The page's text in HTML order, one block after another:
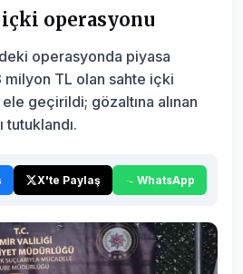
operasyonu
operasyonda piyasa
milyon TL olan sahte içki
geçirildi; gözaltına alınan
X'te Paylaş WhatsApp